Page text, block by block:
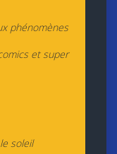
phénomènes
et super
soleil